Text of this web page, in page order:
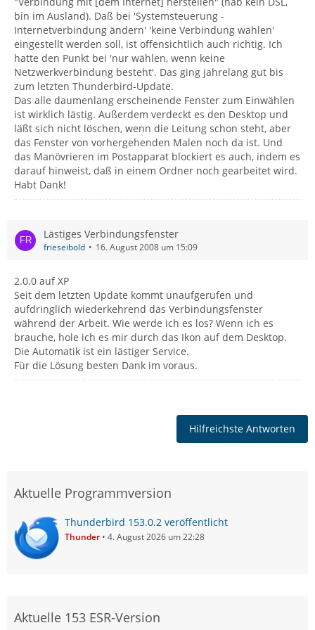
bin im Ausland). Daß bei 'Systemsteuerung -
Internetverbindung ändern' 'keine Verbindung wählen'
eingestellt werden soll, ist offensichtlich auch richtig. Ich
hatte den Punkt bei 'nur wählen, wenn keine
Netzwerkverbindung besteht'. Das ging jahrelang gut bis
zum letzten Thunderbird-Update.
Das alle daumenlang erscheinende Fenster zum Einwählen
ist wirklich lästig. Außerdem verdeckt es den Desktop und
läßt sich nicht löschen, wenn die Leitung schon steht, aber
das Fenster von vorhergehenden Malen noch da ist. Und
das Manövrieren im Postapparat blockiert es auch, indem es
darauf hinweist, daß in einem Ordner noch gearbeitet wird.
Habt Dank!
Lästiges Verbindungsfenster
frieseibold 16. August 2008 um 15:09
2.0.0 auf XP
Seit dem letzten Update kommt unaufgerufen und
aufdringlich wiederkehrend das Verbindungsfenster
während der Arbeit. Wie werde ich es los? Wenn ich es
brauche, hole ich es mir durch das Ikon auf dem Desktop.
Die Automatik ist ein lästiger Service.
Für die Lösung besten Dank im voraus.
Hilfreichste Antworten
Aktuelle Programmversion
Thunderbird 153.0.2 veröffentlicht
Thunder 4. August 2026 um 22:28
Aktuelle 153 ESR-Version